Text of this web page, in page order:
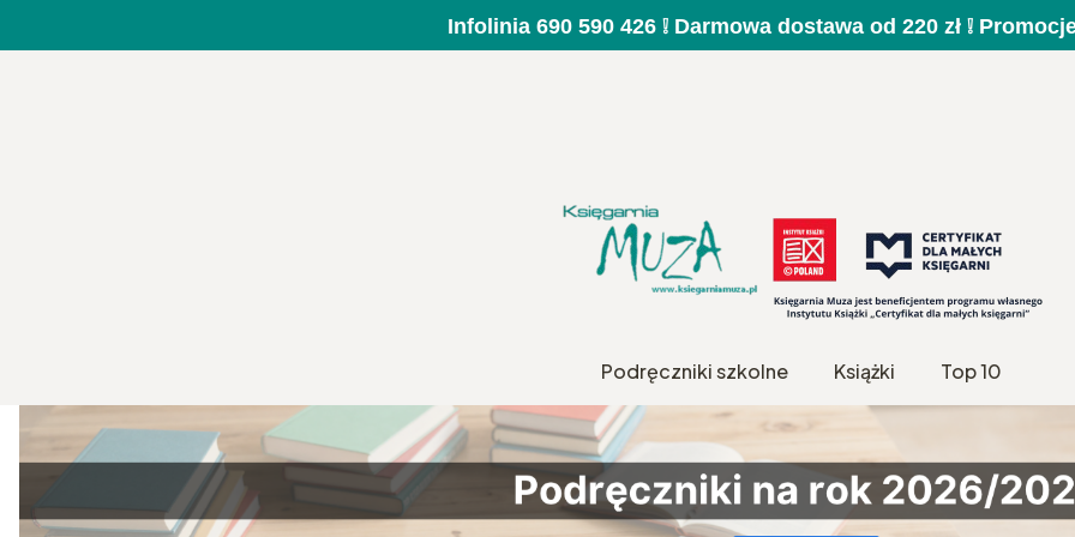
Infolinia 690 590 426 ❕ Darmowa dostawa od 220 zł ❕
Podręczniki szkolne Książki Top 10